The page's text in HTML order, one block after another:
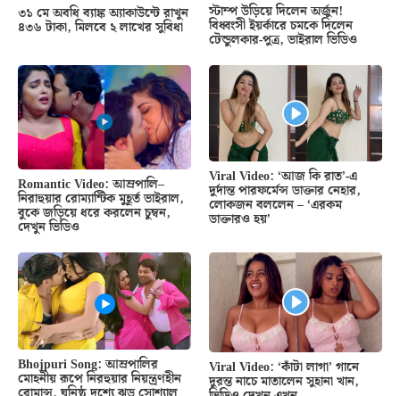
৩১ মে অবধি ব্যাঙ্ক অ্যাকাউন্টে রাখুন
৪৩৬ টাকা, মিলবে ২ লাখের সুবিধা
স্টাম্প উড়িয়ে দিলেন অর্জুন!
বিধ্বংসী ইয়র্কারে চমকে দিলেন
টেন্ডুলকার-পুত্র, ভাইরাল ভিডিও
Romantic Video: আম্রপালি–
নিরাহুয়ার রোম্যান্টিক মুহূর্ত ভাইরাল,
বুকে জড়িয়ে ধরে করলেন চুম্বন,
দেখুন ভিডিও
Viral Video: ‘আজ কি রাত’-এ
দুর্দান্ত পারফর্মেন্স ডাক্তার নেহার,
লোকজন বললেন – ‘এরকম
ডাক্তারও হয়’
Bhojpuri Song: আম্রপালির
মোহনীয় রূপে নিরহুয়ার নিয়ন্ত্রণহীন
Viral Video: ‘কাঁটা লাগা’ গানে
দুরন্ত নাচে মাতালেন সুহানা খান,